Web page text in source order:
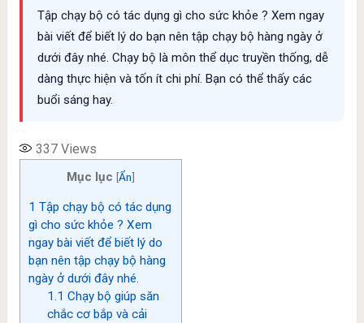
Tập chạy bộ có tác dụng gì cho sức khỏe ? Xem ngay
bài viết để biết lý do bạn nên tập chạy bộ hàng ngày ở
dưới đây nhé. Chạy bộ là môn thể dục truyền thống, dễ
dàng thực hiện và tốn ít chi phí. Bạn có thể thấy các
buổi sáng hay.
337Views
Mục lục [Ẩn]
1 Tập chạy bộ có tác dụng
gì cho sức khỏe ? Xem
ngay bài viết để biết lý do
bạn nên tập chạy bộ hàng
ngày ở dưới đây nhé.
1.1 Chạy bộ giúp săn
chắc cơ bắp và cải